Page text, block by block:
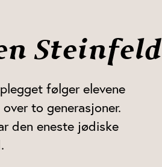
Steinfeld
følger elevene
to generasjoner.
den eneste jødiske